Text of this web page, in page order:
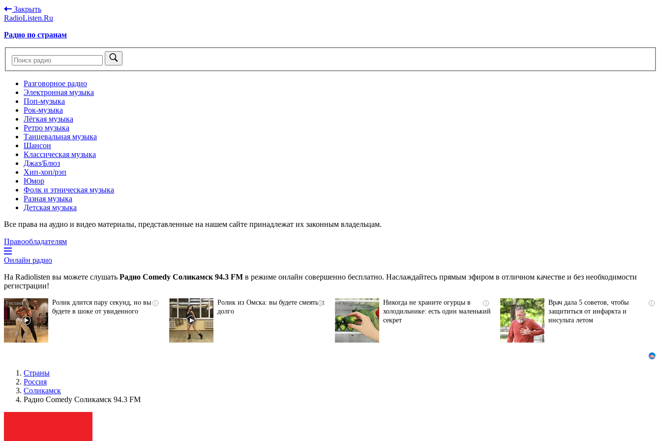
Закрыть
RadioListen.Ru
Радио по странам
Разговорное радио
Электронная музыка
Поп-музыка
Рок-музыка
Лёгкая музыка
Ретро музыка
Танцевальная музыка
Шансон
Классическая музыка
Джаз/Блюз
Хип-хоп/рэп
Юмор
Фолк и этническая музыка
Разная музыка
Детская музыка
Все права на аудио и видео материалы, представленные на нашем сайте принадлежат их законным владельцам.
Правообладателям
Онлайн радио
На Radiolisten вы можете слушать Радио Comedy Соликамск 94.3 FM в режиме онлайн совершенно бесплатно. Наслаждайтесь прямым эфиром в отличном качестве и без необходимости
регистрации!
i
Ролик длится пару секунд, но вы
будете в шоке от увиденного
i
Ролик из Омска: вы будете смеяться
долго
i
Никогда не храните огурцы в
холодильнике: есть один маленький
секрет
i
Врач дала 5 советов, чтобы
защититься от инфаркта и
инсульта летом
Страны
Россия
Соликамск
Радио Comedy Соликамск 94.3 FM